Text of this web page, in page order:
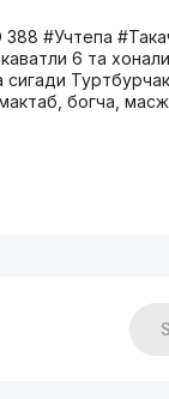
#Учтепа
6 та хонали
богча,